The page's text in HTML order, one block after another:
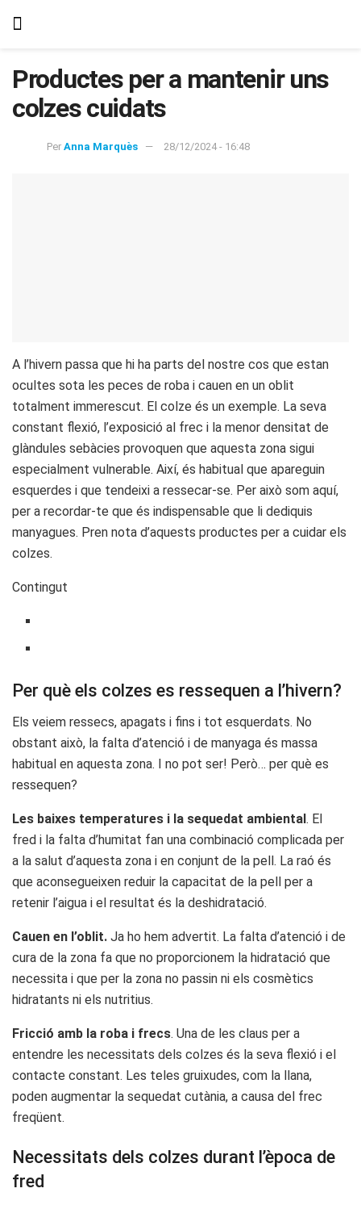
Productes per a mantenir uns
colzes cuidats
Per Anna Marquès 28/12/2024 - 16:48
A l’hivern passa que hi ha parts del nostre cos que estan
ocultes sota les peces de roba i cauen en un oblit
totalment immerescut. El colze és un exemple. La seva
constant flexió, l’exposició al frec i la menor densitat de
glàndules sebàcies provoquen que aquesta zona sigui
especialment vulnerable. Així, és habitual que apareguin
esquerdes i que tendeixi a ressecar-se. Per això som aquí,
per a recordar-te que és indispensable que li dediquis
manyagues. Pren nota d’aquests productes per a cuidar els
colzes.
Contingut
Per què els colzes es ressequen a l’hivern?
Els veiem ressecs, apagats i fins i tot esquerdats. No
obstant això, la falta d’atenció i de manyaga és massa
habitual en aquesta zona. I no pot ser! Però… per què es
ressequen?
Les baixes temperatures i la sequedat ambiental. El
fred i la falta d’humitat fan una combinació complicada per
a la salut d’aquesta zona i en conjunt de la pell. La raó és
que aconsegueixen reduir la capacitat de la pell per a
retenir l’aigua i el resultat és la deshidratació.
Cauen en l’oblit. Ja ho hem advertit. La falta d’atenció i de
cura de la zona fa que no proporcionem la hidratació que
necessita i que per la zona no passin ni els cosmètics
hidratants ni els nutritius.
Fricció amb la roba i frecs. Una de les claus per a
entendre les necessitats dels colzes és la seva flexió i el
contacte constant. Les teles gruixudes, com la llana,
poden augmentar la sequedat cutània, a causa del frec
freqüent.
Necessitats dels colzes durant l’època de
fred